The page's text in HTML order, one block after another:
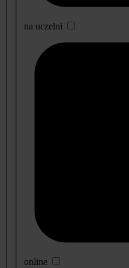
na uczelni
online